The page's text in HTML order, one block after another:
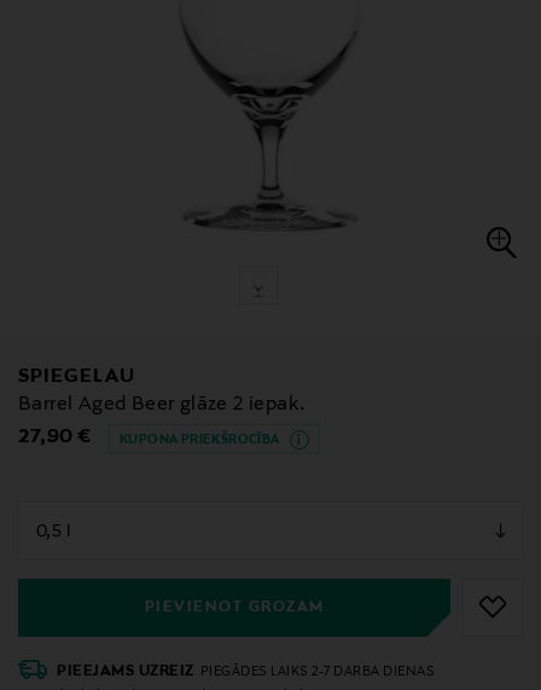
SPIEGELAU
Barrel Aged Beer glāze 2 iepak.
Original Price
27,90 € KUPONA PRIEKŠROCĪBA
PIEVIENOT GROZAM
PIEEJAMS UZREIZ
PIEGĀDES LAIKS 2-7 DARBA DIENAS